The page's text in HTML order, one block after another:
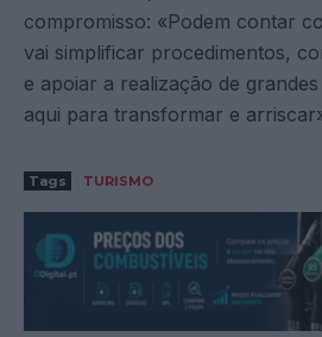
compromisso: «Podem contar
vai simplificar procedimentos,
e apoiar a realização de
aqui para transformar e
Tags TURISMO